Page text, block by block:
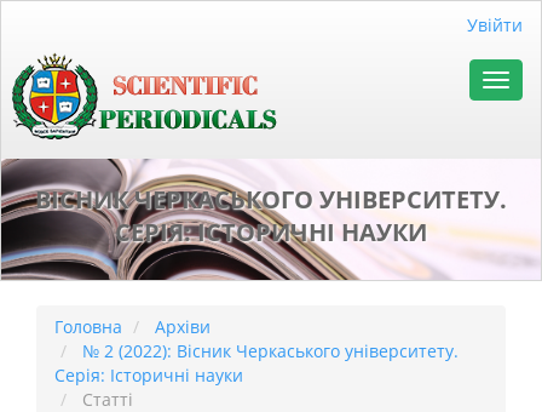
##plugins.themes.bootstrap3.accessible_menu.sidebar##
Увійти
ВІСНИК ЧЕРКАСЬКОГО УНІВЕРСИТЕТУ.
СЕРІЯ: ІСТОРИЧНІ НАУКИ
Головна
Архіви
№ 2 (2022): Вісник Черкаського університету.
Серія: Історичні науки
Статті